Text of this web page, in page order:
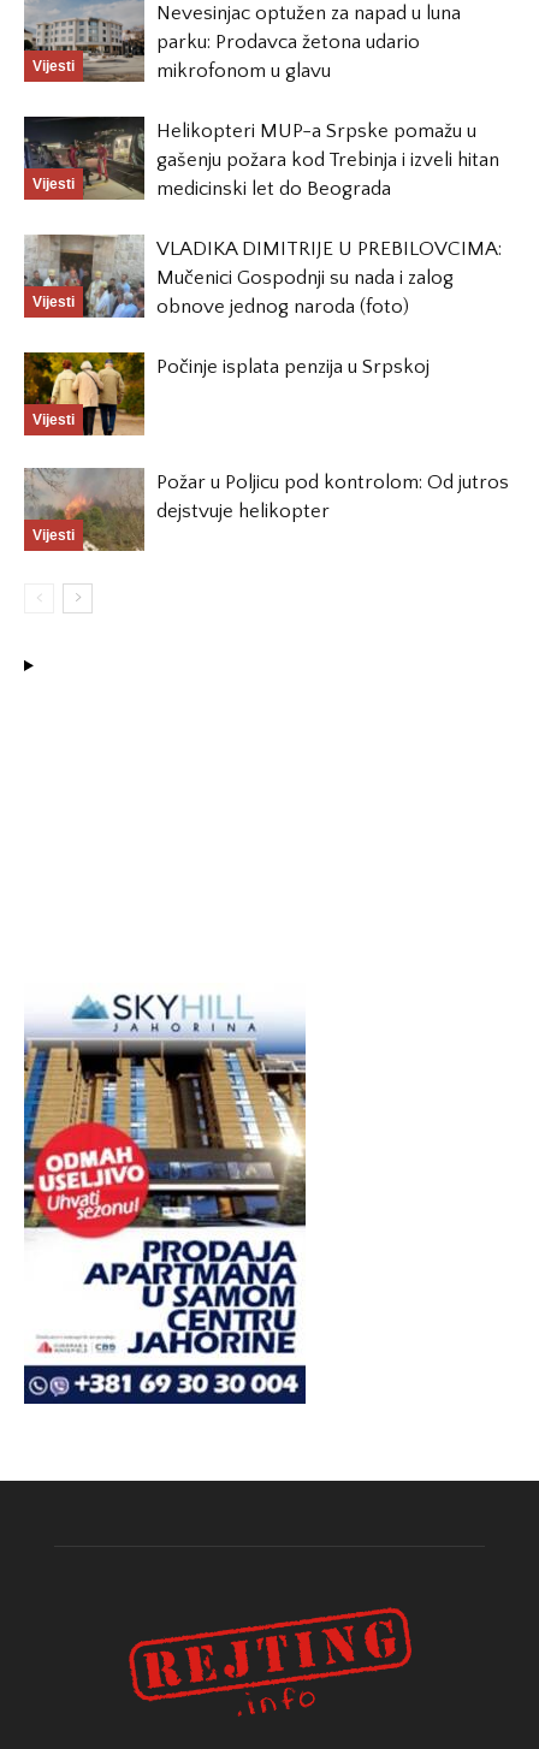
Vijesti
Nevesinjac optužen za napad u luna
parku: Prodavca žetona udario
mikrofonom u glavu
Vijesti
Helikopteri MUP-a Srpske pomažu u
gašenju požara kod Trebinja i izveli hitan
medicinski let do Beograda
Vijesti
VLADIKA DIMITRIJE U PREBILOVCIMA:
Mučenici Gospodnji su nada i zalog
obnove jednog naroda (foto)
Vijesti
Počinje isplata penzija u Srpskoj
Vijesti
Požar u Poljicu pod kontrolom: Od jutros
dejstvuje helikopter